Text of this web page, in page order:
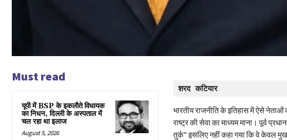
Must read
यूपी में BSP के इकलाैते विधायक
का निधन, दिल्ली के अस्पताल में
चल रहा था इलाज
August 5, 2026
शरद कटियार
भारतीय राजनीति के इतिहास में ऐसे
राष्ट्र की सेवा का माध्यम माना। पूर्व
तुर्क” इसलिए नहीं कहा गया कि वे केवल